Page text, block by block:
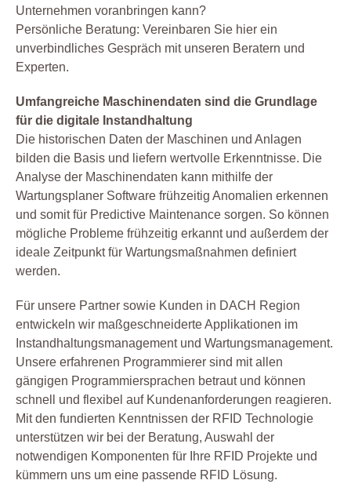
Unternehmen voranbringen kann?
Persönliche Beratung: Vereinbaren Sie hier ein
unverbindliches Gespräch mit unseren Beratern und
Experten.
Umfangreiche Maschinendaten sind die Grundlage
für die digitale Instandhaltung
Die historischen Daten der Maschinen und Anlagen
bilden die Basis und liefern wertvolle Erkenntnisse. Die
Analyse der Maschinendaten kann mithilfe der
Wartungsplaner Software frühzeitig Anomalien erkennen
und somit für Predictive Maintenance sorgen. So können
mögliche Probleme frühzeitig erkannt und außerdem der
ideale Zeitpunkt für Wartungsmaßnahmen definiert
werden.
Für unsere Partner sowie Kunden in DACH Region
entwickeln wir maßgeschneiderte Applikationen im
Instandhaltungsmanagement und Wartungsmanagement.
Unsere erfahrenen Programmierer sind mit allen
gängigen Programmiersprachen betraut und können
schnell und flexibel auf Kundenanforderungen reagieren.
Mit den fundierten Kenntnissen der RFID Technologie
unterstützen wir bei der Beratung, Auswahl der
notwendigen Komponenten für Ihre RFID Projekte und
kümmern uns um eine passende RFID Lösung.